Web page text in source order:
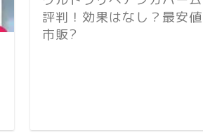
評判！効果はなし？最安
市販?